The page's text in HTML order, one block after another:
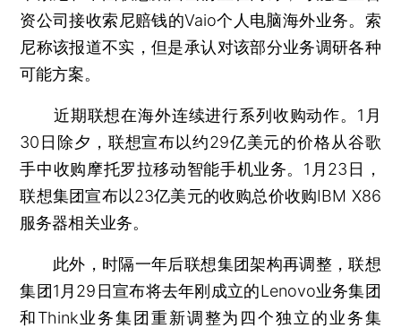
资公司接收索尼赔钱的Vaio个人电脑海外业务。索
尼称该报道不实，但是承认对该部分业务调研各种
可能方案。
近期联想在海外连续进行系列收购动作。1月
30日除夕，联想宣布以约29亿美元的价格从谷歌
手中收购摩托罗拉移动智能手机业务。1月23日，
联想集团宣布以23亿美元的收购总价收购IBM X86
服务器相关业务。
此外，时隔一年后联想集团架构再调整，联想
集团1月29日宣布将去年刚成立的Lenovo业务集团
和Think业务集团重新调整为四个独立的业务集